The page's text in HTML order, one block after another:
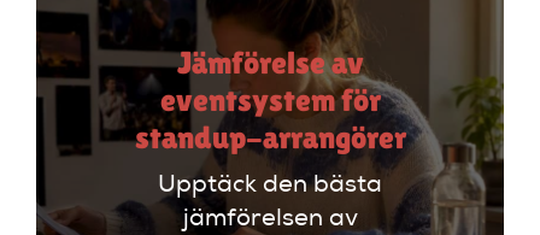
Jämförelse av
eventsystem för
standup-arrangörer
Upptäck den bästa
jämförelsen av